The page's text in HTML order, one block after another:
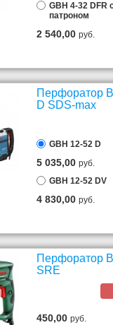
GBH 4-32
патроном
2 540,00руб.
Перфоратор
D SDS-max
GBH 12-52 D
5 035,00руб.
GBH 12-52 DV
4 830,00руб.
Перфоратор
SRE
450,00руб.